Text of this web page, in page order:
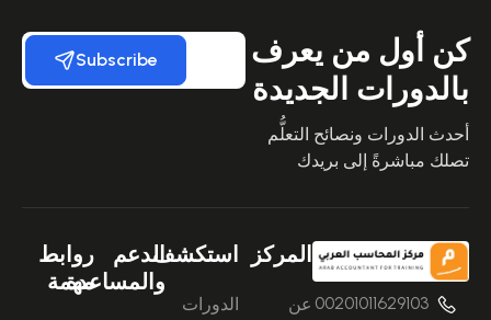
كن أول من يعرف
بالدورات الجديدة
أحدث الدورات ونصائح التعلُّم
تصلك مباشرةً إلى بريدك
Subscribe
00201011629103
المركز
عن
استكشف
الدورات
الدعم
والمساعدة
روابط
مهمة